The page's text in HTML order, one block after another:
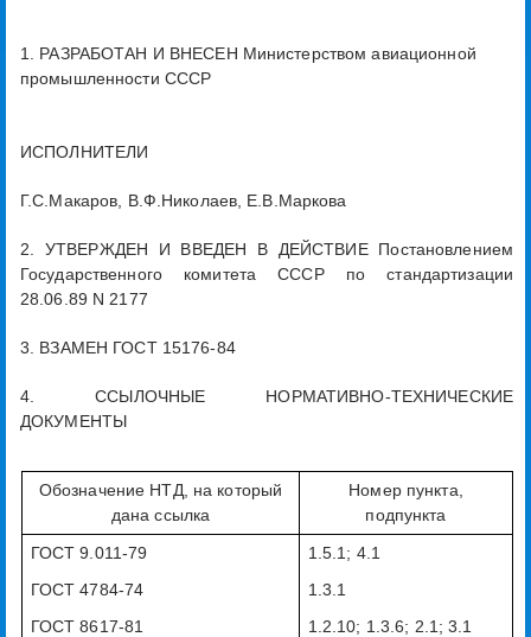
1. РАЗРАБОТАН И ВНЕСЕН Министерством авиационной
промышленности СССР
ИСПОЛНИТЕЛИ
Г.С.Макаров, В.Ф.Николаев, Е.В.Маркова
2. УТВЕРЖДЕН И ВВЕДЕН В ДЕЙСТВИЕ Постановлением
Государственного комитета СССР по стандартизации
28.06.89 N 2177
3. ВЗАМЕН ГОСТ 15176-84
4. ССЫЛОЧНЫЕ НОРМАТИВНО-ТЕХНИЧЕСКИЕ
ДОКУМЕНТЫ
Обозначение НТД, на который
дана ссылка
Номер пункта,
подпункта
ГОСТ 9.011-79
1.5.1; 4.1
ГОСТ 4784-74
1.3.1
ГОСТ 8617-81
1.2.10; 1.3.6; 2.1; 3.1